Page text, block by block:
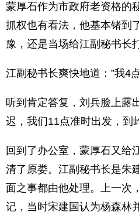
蒙厚石作为市政府老资格的
抓权也有看法，他基本锗到
豫，还是当场给江副秘书长
江副秘书长爽快地道：”我4
听到肯定答复，刘兵脸上露
迟，我们11点准时出发，到
回到了办公室，蒙厚石又给
清了原娄。江副秘书长是朱
面之事都由他处理。上一次
记，当时宋建国认为杨森林